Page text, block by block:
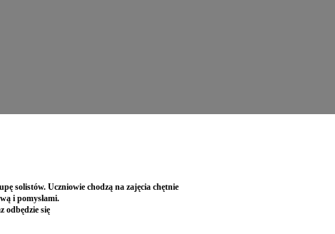
solistów. Uczniowie chodzą na zajęcia chętnie
i pomysłami.
odbędzie się